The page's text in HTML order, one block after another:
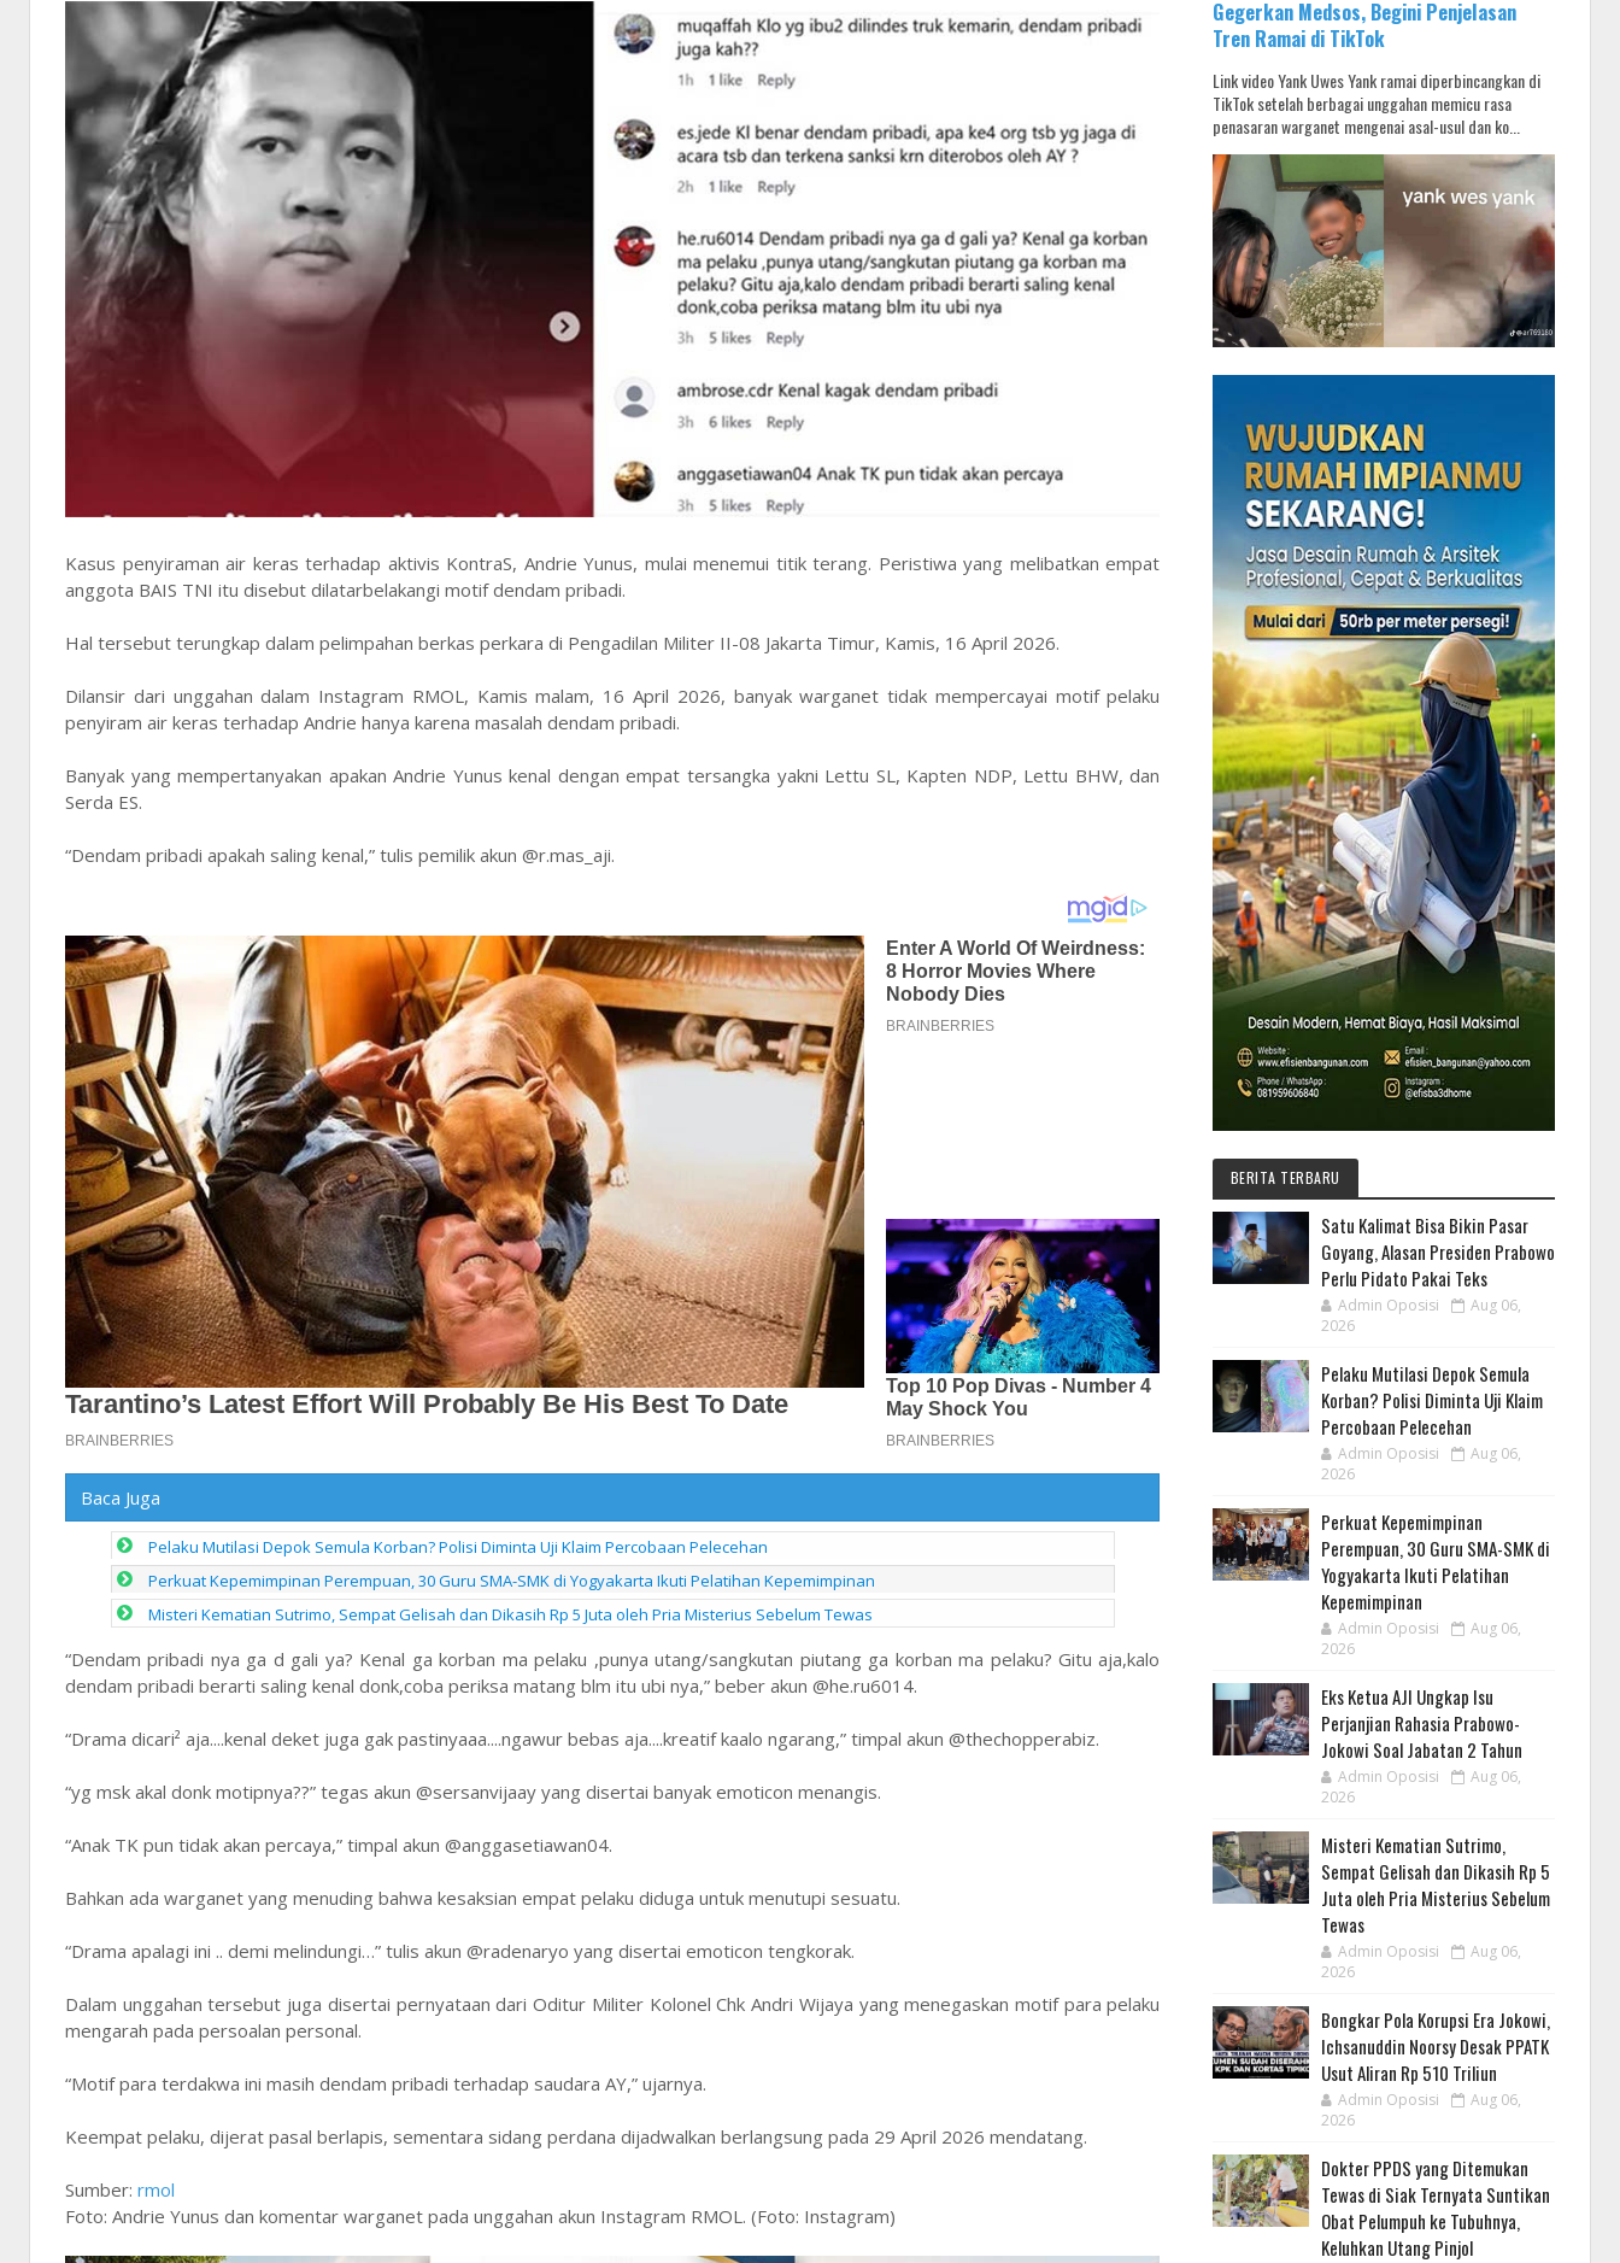
Kasus penyiraman air keras terhadap aktivis KontraS, Andrie Yunus, mulai menemui titik terang. Peristiwa yang melibatkan empat
anggota BAIS TNI itu disebut dilatarbelakangi motif dendam pribadi.
Hal tersebut terungkap dalam pelimpahan berkas perkara di Pengadilan Militer II-08 Jakarta Timur, Kamis, 16 April 2026.
Dilansir dari unggahan dalam Instagram RMOL, Kamis malam, 16 April 2026, banyak warganet tidak mempercayai motif pelaku
penyiram air keras terhadap Andrie hanya karena masalah dendam pribadi.
Banyak yang mempertanyakan apakan Andrie Yunus kenal dengan empat tersangka yakni Lettu SL, Kapten NDP, Lettu BHW, dan
Serda ES.
“Dendam pribadi apakah saling kenal,” tulis pemilik akun @r.mas_aji.
Baca Juga
Pelaku Mutilasi Depok Semula Korban? Polisi Diminta Uji Klaim Percobaan Pelecehan
Perkuat Kepemimpinan Perempuan, 30 Guru SMA-SMK di Yogyakarta Ikuti Pelatihan Kepemimpinan
Misteri Kematian Sutrimo, Sempat Gelisah dan Dikasih Rp 5 Juta oleh Pria Misterius Sebelum Tewas
“Dendam pribadi nya ga d gali ya? Kenal ga korban ma pelaku ,punya utang/sangkutan piutang ga korban ma pelaku? Gitu aja,kalo
dendam pribadi berarti saling kenal donk,coba periksa matang blm itu ubi nya,” beber akun @he.ru6014.
“Drama dicari² aja....kenal deket juga gak pastinyaaa....ngawur bebas aja....kreatif kaalo ngarang,” timpal akun @thechopperabiz.
“yg msk akal donk motipnya??” tegas akun @sersanvijaay yang disertai banyak emoticon menangis.
“Anak TK pun tidak akan percaya,” timpal akun @anggasetiawan04.
Bahkan ada warganet yang menuding bahwa kesaksian empat pelaku diduga untuk menutupi sesuatu.
“Drama apalagi ini .. demi melindungi…” tulis akun @radenaryo yang disertai emoticon tengkorak.
Dalam unggahan tersebut juga disertai pernyataan dari Oditur Militer Kolonel Chk Andri Wijaya yang menegaskan motif para pelaku
mengarah pada persoalan personal.
“Motif para terdakwa ini masih dendam pribadi terhadap saudara AY,” ujarnya.
Keempat pelaku, dijerat pasal berlapis, sementara sidang perdana dijadwalkan berlangsung pada 29 April 2026 mendatang.
Sumber: rmol
Foto: Andrie Yunus dan komentar warganet pada unggahan akun Instagram RMOL. (Foto: Instagram)
Gegerkan Medsos, Begini Penjelasan
Tren Ramai di TikTok
Link video Yank Uwes Yank ramai diperbincangkan di
TikTok setelah berbagai unggahan memicu rasa
penasaran warganet mengenai asal-usul dan ko...
BERITA TERBARU
Satu Kalimat Bisa Bikin Pasar
Goyang, Alasan Presiden Prabowo
Perlu Pidato Pakai Teks
Admin Oposisi
Aug 06,
2026
Pelaku Mutilasi Depok Semula
Korban? Polisi Diminta Uji Klaim
Percobaan Pelecehan
Admin Oposisi
Aug 06,
2026
Perkuat Kepemimpinan
Perempuan, 30 Guru SMA-SMK di
Yogyakarta Ikuti Pelatihan
Kepemimpinan
Admin Oposisi
Aug 06,
2026
Eks Ketua AJI Ungkap Isu
Perjanjian Rahasia Prabowo-
Jokowi Soal Jabatan 2 Tahun
Admin Oposisi
Aug 06,
2026
Misteri Kematian Sutrimo,
Sempat Gelisah dan Dikasih Rp 5
Juta oleh Pria Misterius Sebelum
Tewas
Admin Oposisi
Aug 06,
2026
Bongkar Pola Korupsi Era Jokowi,
Ichsanuddin Noorsy Desak PPATK
Usut Aliran Rp 510 Triliun
Admin Oposisi
Aug 06,
2026
Dokter PPDS yang Ditemukan
Tewas di Siak Ternyata Suntikan
Obat Pelumpuh ke Tubuhnya,
Keluhkan Utang Pinjol